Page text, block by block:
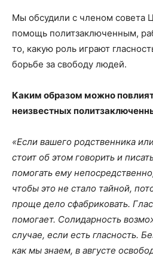
Мы обсудили с членом совета
помощь политзаключенным,
то, какую роль играют
борьбе за свободу людей.
Каким образом можно
неизвестных
«Если вашего родственника
стоит об этом говорить и
помогать ему
чтобы это не стало тайной,
проще дело сфабриковать.
помогает. Солидарность
случае, если есть гласность.
как мы знаем, в августе